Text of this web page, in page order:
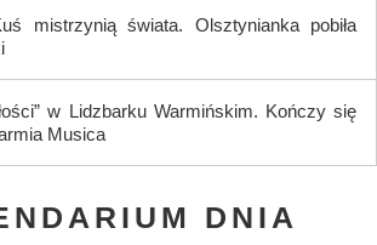
mistrzynią świata. Olsztynianka pobiła
w Lidzbarku Warmińskim. Kończy się
Musica
DNIA